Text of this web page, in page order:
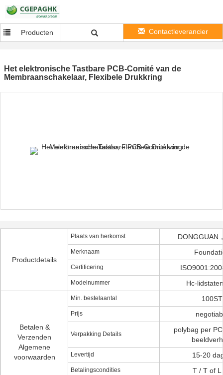
Producten Contactleverancier
Het elektronische Tastbare PCB-Comité van de
Membraanschakelaar, Flexibele Drukkring
Productdetails
Plaats van herkomst DONGGUAN
Merknaam
Certificering
Modelnummer Hc-
Betalen &
Verzenden
Algemene
voorwaarden
Min. bestelaantal 100ST
Prijs
Verpakking Details
polybag per
Levertijd 15-20
Betalingscondities T / T of L